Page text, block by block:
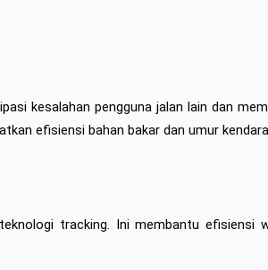
kesalahan pengguna jalan lain dan
efisiensi bahan bakar dan umur
tracking. Ini membantu efisiensi